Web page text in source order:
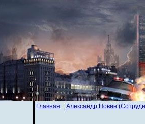
Главная Александр Новин